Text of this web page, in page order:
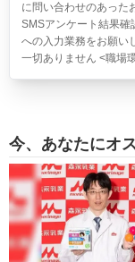
に問い合わせのあった
SMSアンケート結果確
への入力業務をお願い
一切ありません <職場
今、あなたにオ